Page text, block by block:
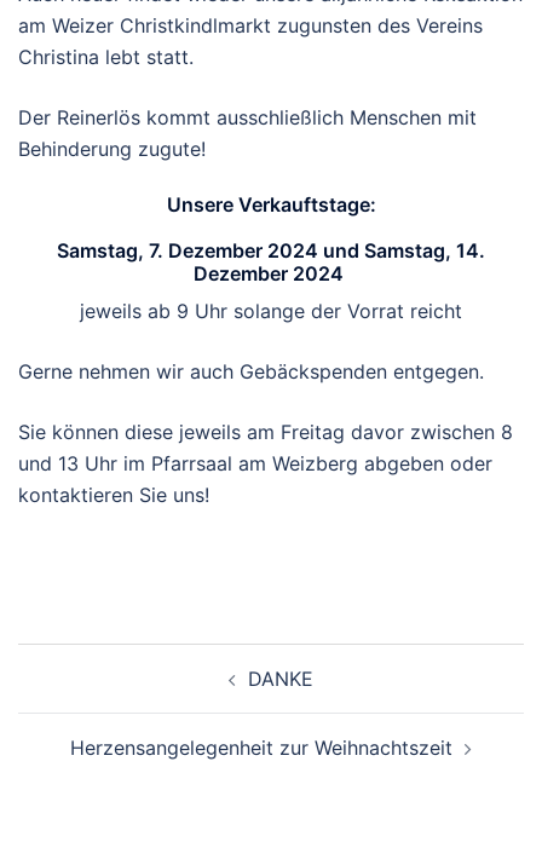
am Weizer Christkindlmarkt zugunsten des Vereins
Christina lebt statt.
Der Reinerlös kommt ausschließlich Menschen mit
Behinderung zugute!
Unsere Verkauftstage:
Samstag, 7. Dezember 2024 und Samstag, 14.
Dezember 2024
jeweils ab 9 Uhr solange der Vorrat reicht
Gerne nehmen wir auch Gebäckspenden entgegen.
Sie können diese jeweils am Freitag davor zwischen 8
und 13 Uhr im Pfarrsaal am Weizberg abgeben oder
kontaktieren Sie uns!
DANKE
Herzensangelegenheit zur Weihnachtszeit